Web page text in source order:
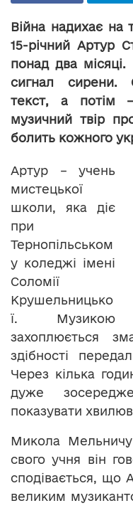
Війна надихає на
15-річний Артур
понад два
сигнал сирени.
текст, а потім
музичний твір
болить кожного
Артур – учень
мистецької
школи, яка діє
при
Тернопільськом
у коледжі імені
Соломії
Крушельницько
ї. Музикою
захоплюється
здібності
Через кілька
дуже
показувати
Микола
свого учня він
сподівається, що
великим